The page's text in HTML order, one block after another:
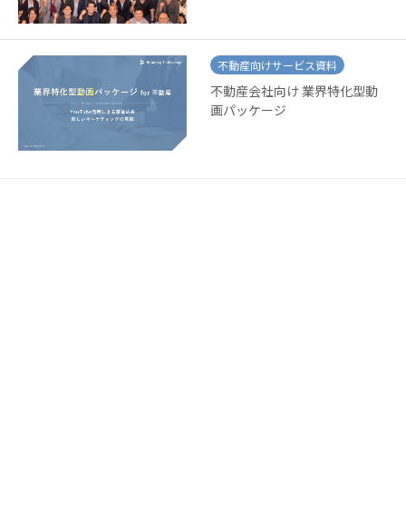
不動産向けサービス資料
不動産会社向け 業界特化型動
画パッケージ